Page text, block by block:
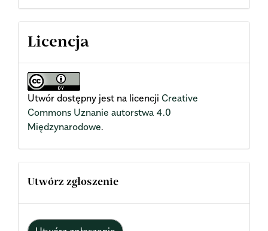
Licencja
Utwór dostępny jest na licencji Creative
Commons Uznanie autorstwa 4.0
Międzynarodowe.
Utwórz zgłoszenie